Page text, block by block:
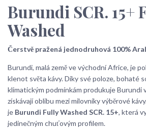
Burundi SCR. 15+
Washed
Čerstvě pražená jednodruhová 100%
Burundi, malá země ve východní Africe, je
klenot světa kávy. Díky své poloze, bohaté
klimatickým podmínkám produkuje Burundi
získávají oblibu mezi milovníky výběrové
je Burundi Fully Washed SCR. 15+, která
jedinečným chuťovým profilem.